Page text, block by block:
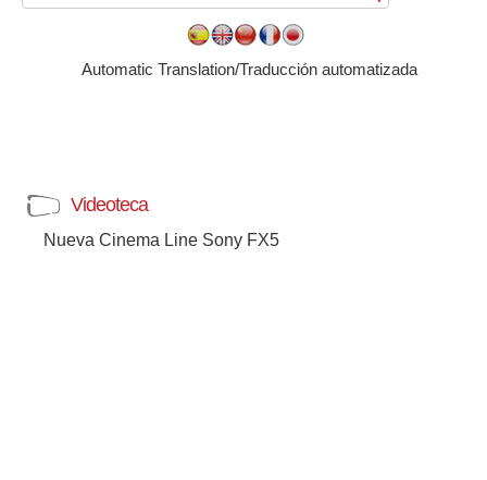
Automatic Translation/Traducción automatizada
Videoteca
Nueva Cinema Line Sony FX5